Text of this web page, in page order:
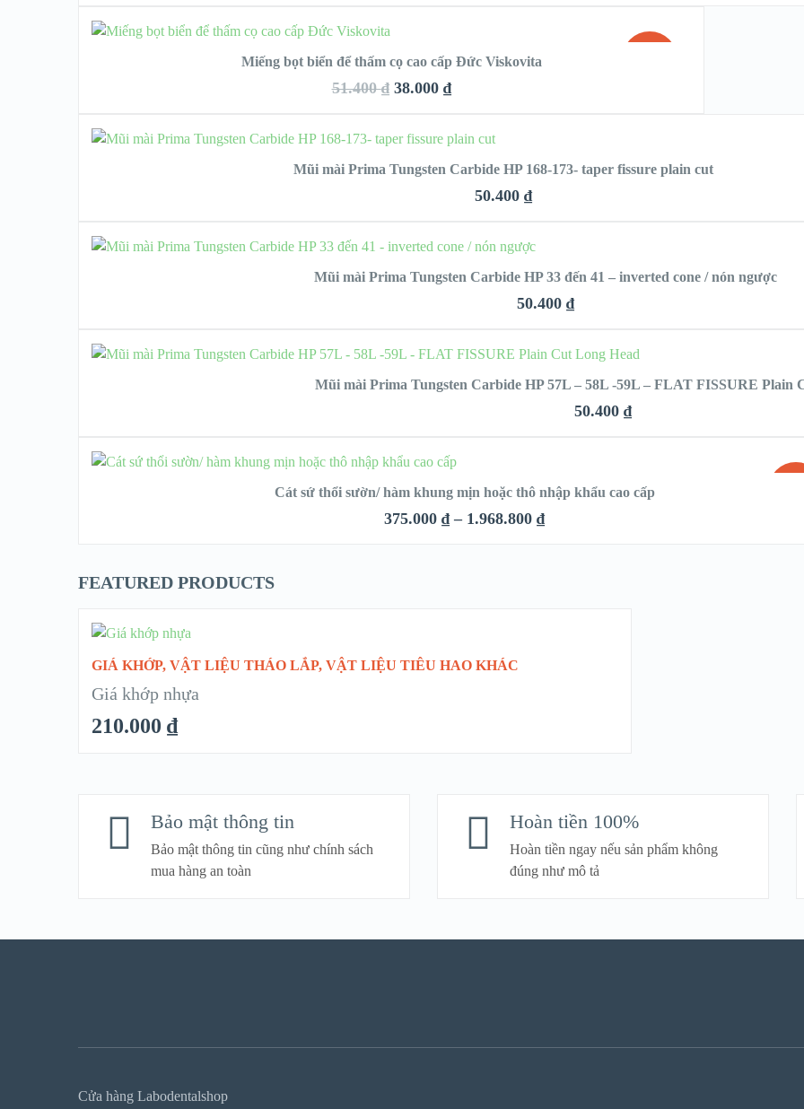
VIEW DETAILS
VIEW DETAILS
THÊM VÀO GIỎ HÀNG
Miếng bọt biển để thấm cọ cao cấp Đức Viskovita
51.400₫ 38.000 ₫
CHỌN
Mũi mài Prima Tungsten Carbide HP 168-173- taper fissure plain cut
50.400 ₫
CHỌN
Mũi mài Prima Tungsten Carbide HP 33 đến 41 – inverted cone / nón ngược
50.400 ₫
VIEW DETAILS
CHỌN
Mũi mài Prima Tungsten Carbide HP 57L – 58L -59L – FLAT FISSURE Plain
50.400 ₫
CHỌN
Cát sứ thổi sườn/ hàm khung mịn hoặc thô nhập khẩu cao cấp
375.000 ₫ – 1.968.800 ₫
FEATURED PRODUCTS
GIÁ KHỚP, VẬT LIỆU THÁO LẮP, VẬT LIỆU TIÊU HAO KHÁC
Giá khớp nhựa
210.000 ₫
Bảo mật thông tin
Bảo mật thông tin cũng như chính sách
mua hàng an toàn
Hoàn tiền 100%
Hoàn tiền ngay nếu sản phẩm không
đúng như mô tả
Cửa hàng Labodentalshop